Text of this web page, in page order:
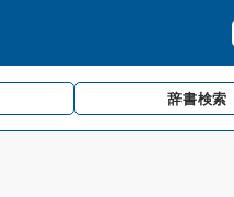
辞書検索